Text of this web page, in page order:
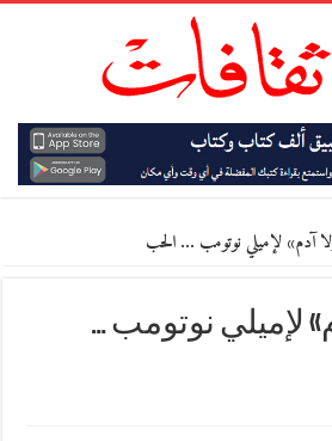
آدم» لإميلي نوتومب … الحب
لإميلي نوتومب …